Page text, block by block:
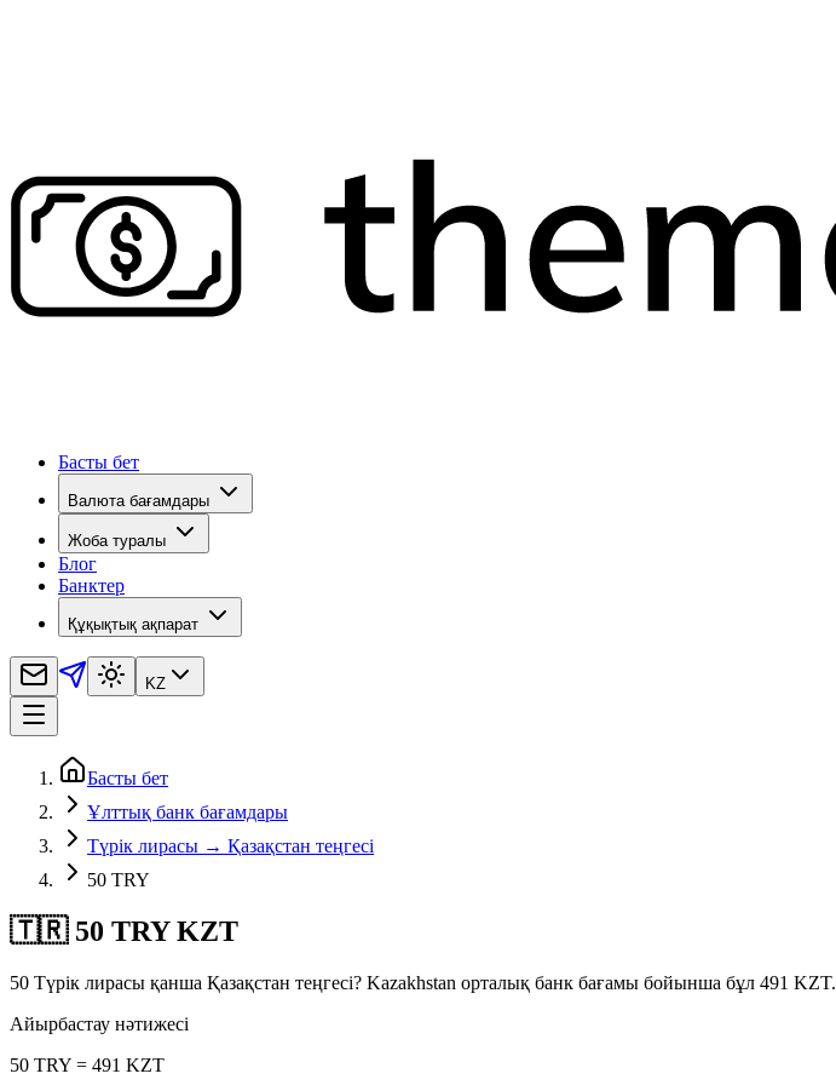
Басты бет
Валюта бағамдары
Жоба туралы
Блог
Банктер
Құқықтық ақпарат
KZ
Басты бет
Ұлттық банк бағамдары
Түрік лирасы → Қазақстан теңгесі
50 TRY
🇹🇷 50 TRY KZT
50 Түрік лирасы қанша Қазақстан теңгесі? Kazakhstan орталық банк бағамы бойынша бұл 491 KZT.
Айырбастау нәтижесі
50 TRY = 491 KZT